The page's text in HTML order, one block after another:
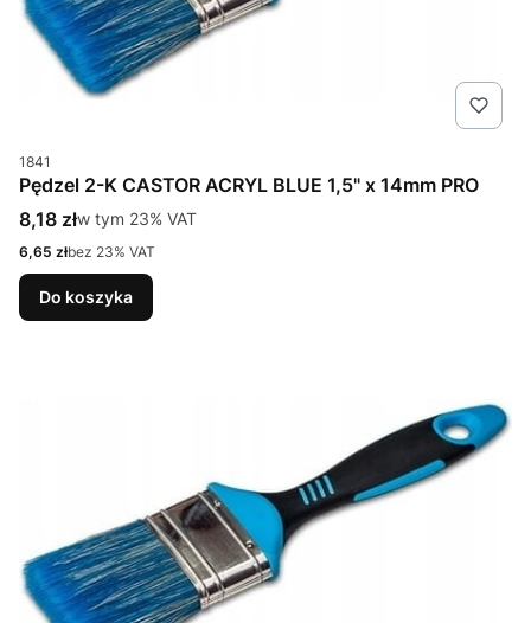
Kod produktu
1841
Pędzel 2-K CASTOR ACRYL BLUE 1,5" x 14mm PRO
Cena brutto
8,18 złw tym %s VAT
w tym 23% VAT
Cena netto
6,65 złbez 23% VAT
Do koszyka